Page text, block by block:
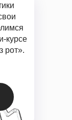
курсе
рот».